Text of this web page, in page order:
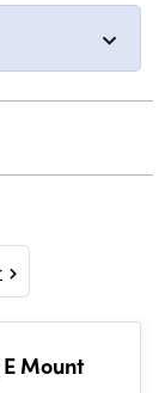
Mount